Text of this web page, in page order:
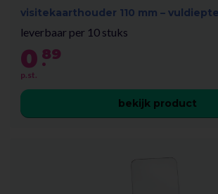
visitekaarthouder 110 mm –
leverbaar per 10 stuks
0 .
89
p.st.
bekijk product